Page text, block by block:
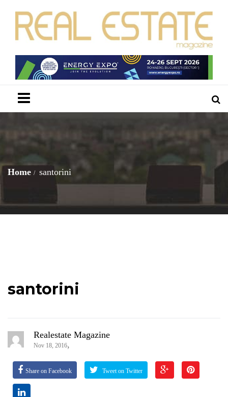
Home santorini
santorini
Realestate Magazine
Nov 18, 2016,
Share on Facebook Tweet on Twitter